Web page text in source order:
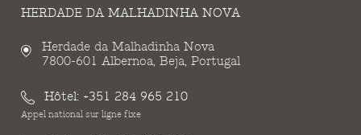
HERDADE DA MALHADINHA NOVA
Herdade da Malhadinha Nova
7800-601 Albernoa, Beja, Portugal
Hôtel: +351 284 965 210
Appel national sur ligne fixe